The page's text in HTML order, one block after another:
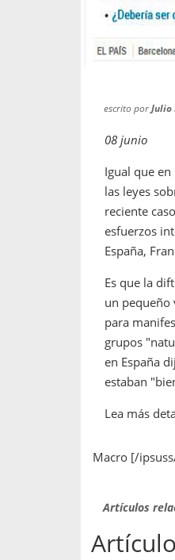
escrito porJulio
08 junio
Igual que
las leyes
reciente
esfuerzos
España,
Es que la
un pequeño
para
grupos
en España
estaban
Lea más
Macro [/
Artículos